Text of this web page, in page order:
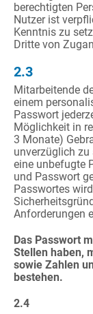
berechtigten
Nutzer ist
Kenntnis zu
Dritte von
2.3
Mitarbeitende
einem
Passwort
Möglichkeit in
3 Monate)
unverzüglich zu
eine unbefugte
und Passwort
Passwortes
Anforderungen
Das Passwort
Stellen haben,
sowie Zahlen
bestehen.
2.4